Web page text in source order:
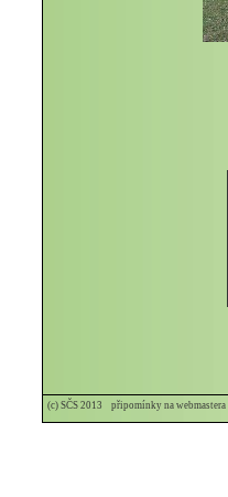
(c) SČS 2013 připomínky na webmastera